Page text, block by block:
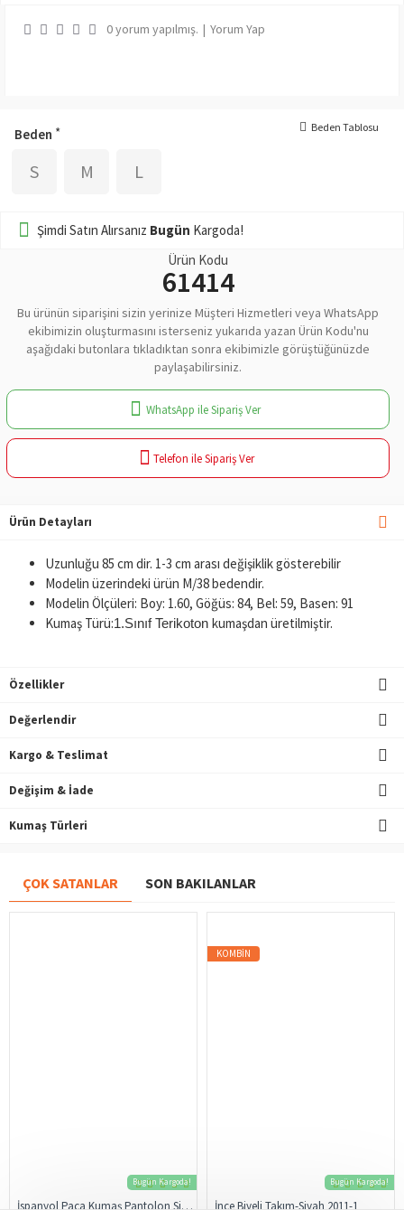
0 yorum yapılmış. | Yorum Yap
Beden
S M L
Beden Tablosu
Şimdi Satın Alırsanız Bugün Kargoda!
Ürün Kodu
61414
Bu ürünün siparişini sizin yerinize Müşteri Hizmetleri veya WhatsApp
ekibimizin oluşturmasını isterseniz yukarıda yazan Ürün Kodu'nu
aşağıdaki butonlara tıkladıktan sonra ekibimizle görüştüğünüzde
paylaşabilirsiniz.
WhatsApp ile Sipariş Ver
Telefon ile Sipariş Ver
Ürün Detayları
Uzunluğu 85 cm dir. 1-3 cm arası değişiklik gösterebilir
Modelin üzerindeki ürün M/38 bedendir.
Modelin Ölçüleri: Boy: 1.60, Göğüs: 84, Bel: 59, Basen: 91
Kumaş Türü:1.Sınıf Terikoton kumaşdan üretilmiştir.
Özellikler
Değerlendir
Kargo & Teslimat
Değişim & İade
Kumaş Türleri
ÇOK SATANLAR SON BAKILANLAR
Bugün Kargoda!
İspanyol Paça Kumaş Pantolon Siyah 206
Bugün Kargoda!
KOMBIN
İnce Biyeli Takım-Siyah 2011-1